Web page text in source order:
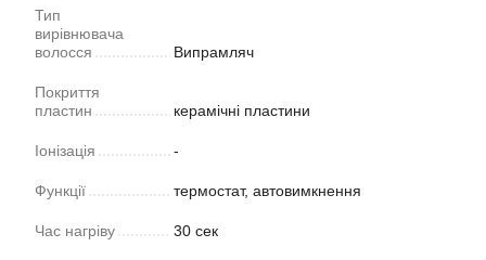
Тип
вирівнювача
волосся
Випрамляч
Покриття
пластин
керамічні пластини
Іонізація -
Функції термостат, автовимкнення
Час нагріву 30 сек